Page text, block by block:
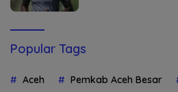
Popular Tags
Aceh Pemkab Aceh Besar